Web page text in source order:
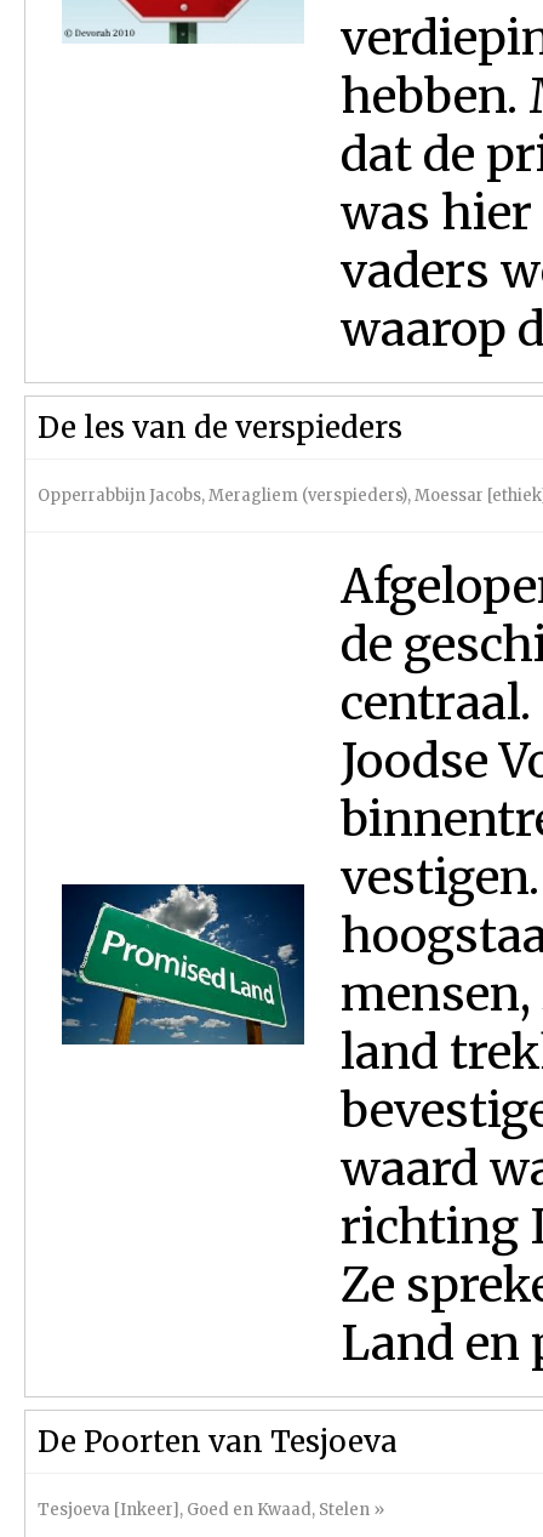
hebben.
dat de
was
vaders
waarop
De les van de verspieders
Opperrabbijn Jacobs,Meragliem (verspieders),Moessar
de
Joodse
land
waard
richting
Ze
Land en
De Poorten van Tesjoeva
Tesjoeva [Inkeer], Goed en Kwaad, Stelen »